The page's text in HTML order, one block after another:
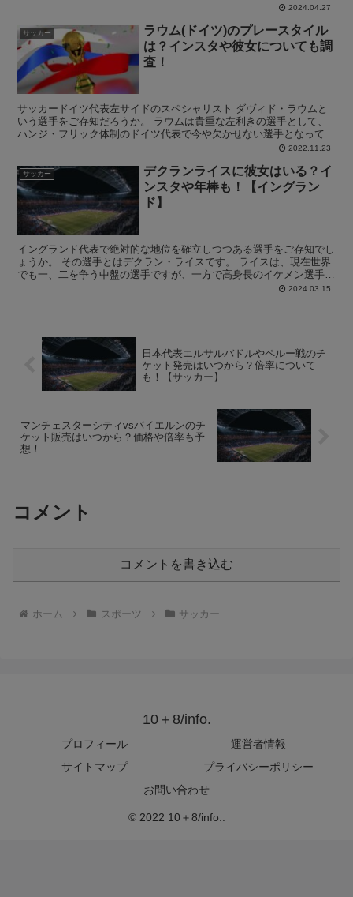
2024.04.27
サッカー
ラウム(ドイツ)のプレースタイル
は？インスタや彼女についても調
査！
サッカードイツ代表左サイドのスペシャリスト ダヴィド・ラウムと
いう選手をご存知だろうか。 ラウムは貴重な左利きの選手として、
ハンジ・フリック体制のドイツ代表で今や欠かせない選手となってい
ます。 普段ブンデスリーガやドイツ代表の試合を見ない方...2022.11.23
サッカー
デクランライスに彼女はいる？イ
ンスタや年棒も！【イングラン
ド】
イングランド代表で絶対的な地位を確立しつつある選手をご存知でし
ょうか。 その選手とはデクラン・ライスです。 ライスは、現在世界
でも一、二を争う中盤の選手ですが、一方で高身長のイケメン選手と
しても人気のある選手です。 そんなイケメン選手のライ... 2024.03.15
日本代表エルサルバドルやペルー戦のチ
ケット発売はいつから？倍率について
も！【サッカー】
マンチェスターシティvsバイエルンのチ
ケット販売はいつから？価格や倍率も予
想！
コメント
コメントを書き込む
ホーム スポーツ サッカー
10＋8/info.
プロフィール
運営者情報
サイトマップ
プライバシーポリシー
お問い合わせ
© 2022 10＋8/info..